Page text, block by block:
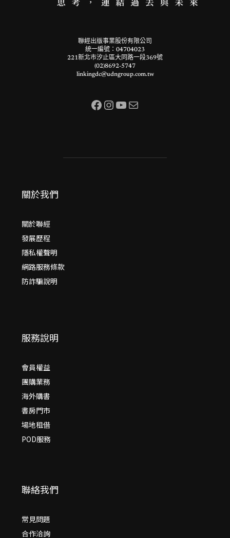
聯經出版事業股份有限公司
統一編號：04704023
221新北市汐止區大同路一段369號
(02)8692-5747
linkingdc@udngroup.com.tw
Facebook InstagramYouTube 電子郵件
關於我們
關於聯經
發展歷程
隱私權聲明
網路服務條款
防詐騙說明
服務說明
會員權益
團購業務
海外購書
書房門市
場地租借
POD服務
聯絡我們
常見問題
合作洽詢